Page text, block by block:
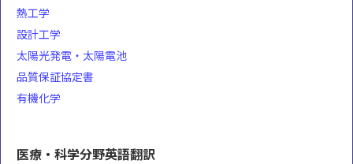
熱工学
設計工学
太陽光発電・太陽電池
品質保証協定書
有機化学
医療・科学分野英語翻訳